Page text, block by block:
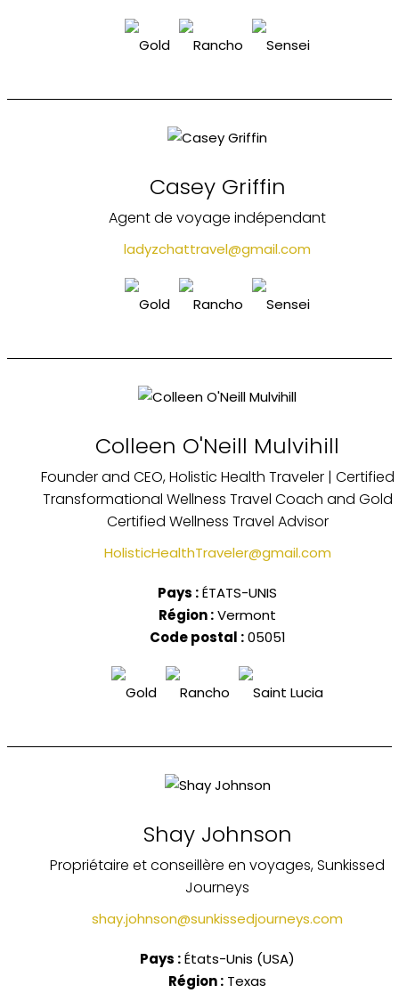
Casey Griffin
Agent de voyage indépendant
ladyzchattravel@gmail.com
Colleen O'Neill Mulvihill
Founder and CEO, Holistic Health Traveler | Certified
Transformational Wellness Travel Coach and Gold
Certified Wellness Travel Advisor
HolisticHealthTraveler@gmail.com
Pays :ÉTATS-UNIS
Région :Vermont
Code postal : 05051
Shay Johnson
Propriétaire et conseillère en voyages, Sunkissed
Journeys
shay.johnson@sunkissedjourneys.com
Pays :États-Unis (USA)
Région : Texas